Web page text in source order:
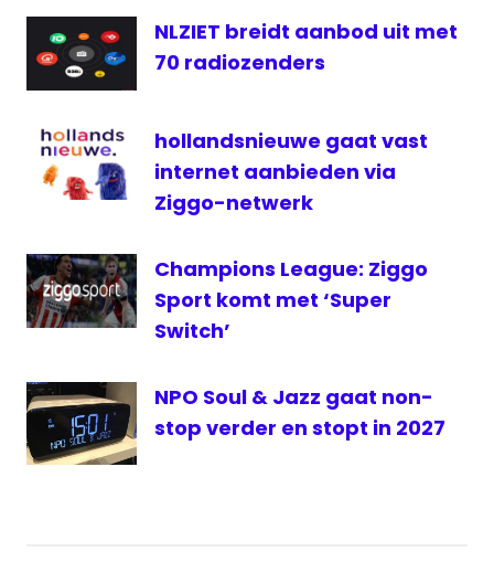
TV
LekwaalMedia
Lingewaal
lokale
omroep
NLPO
Radio
RTV9
televisie
Zederik
NLZIET breidt aanbod uit met
70 radiozenders
hollandsnieuwe gaat vast
internet aanbieden via
Ziggo-netwerk
Champions League: Ziggo
Sport komt met ‘Super
Switch’
NPO Soul & Jazz gaat non-
stop verder en stopt in 2027